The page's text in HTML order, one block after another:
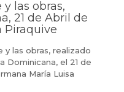
las obras,
21 de Abril de
Piraquive
las obras, realizado
Dominicana, el 21 de
María Luisa